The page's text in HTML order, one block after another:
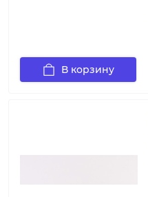
В корзину